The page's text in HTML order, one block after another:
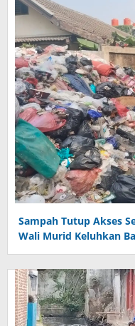
Sampah Tutup Akses
Wali Murid Keluhkan